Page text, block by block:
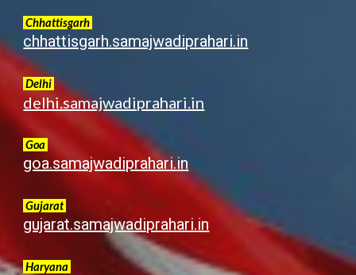
Chhattisgarh
chhattisgarh.samajwadiprahari.in
Delhi
delhi.samajwadiprahari.in
Goa
goa.samajwadiprahari.in
Gujarat
gujarat.samajwadiprahari.in
Haryana